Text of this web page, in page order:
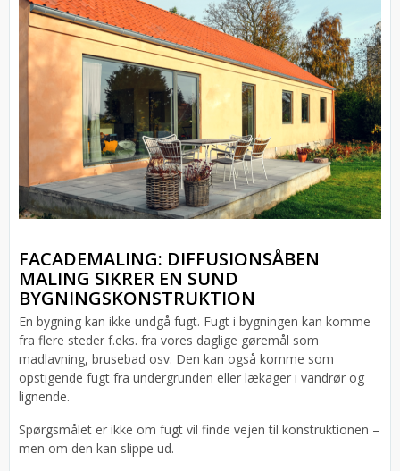
FACADEMALING: DIFFUSIONSÅBEN
MALING SIKRER EN SUND
BYGNINGSKONSTRUKTION
En bygning kan ikke undgå fugt. Fugt i bygningen kan komme
fra flere steder f.eks. fra vores daglige gøremål som
madlavning, brusebad osv. Den kan også komme som
opstigende fugt fra undergrunden eller lækager i vandrør og
lignende.
Spørgsmålet er ikke om fugt vil finde vejen til konstruktionen –
men om den kan slippe ud.